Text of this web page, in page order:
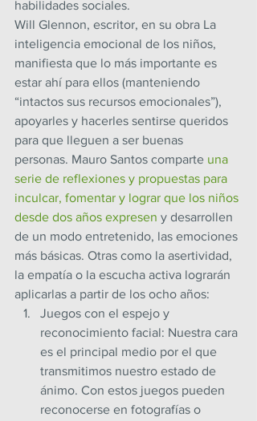
habilidades sociales.
Will Glennon, escritor, en su obra La
inteligencia emocional de los niños,
manifiesta que lo más importante es
estar ahí para ellos (manteniendo
“intactos sus recursos emocionales”),
apoyarles y hacerles sentirse queridos
para que lleguen a ser buenas
personas. Mauro Santos comparte una
serie de reflexiones y propuestas para
inculcar, fomentar y lograr que los niños
desde dos años expresen y desarrollen
de un modo entretenido, las emociones
más básicas. Otras como la asertividad,
la empatía o la escucha activa lograrán
aplicarlas a partir de los ocho años:
Juegos con el espejo y
reconocimiento facial: Nuestra cara
es el principal medio por el que
transmitimos nuestro estado de
ánimo. Con estos juegos pueden
reconocerse en fotografías o